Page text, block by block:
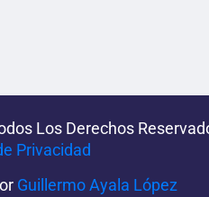
Los Derechos
Privacidad‌­
Guillermo Ayala López